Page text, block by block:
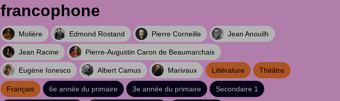
francophone
Molière Edmond Rostand Pierre Corneille Jean Anouilh
Jean Racine Pierre-Augustin Caron de Beaumarchais
Eugène Ionesco Albert Camus Marivaux Littérature Théâtre
Français 6e année du primaire 3e année du primaire Secondaire 1